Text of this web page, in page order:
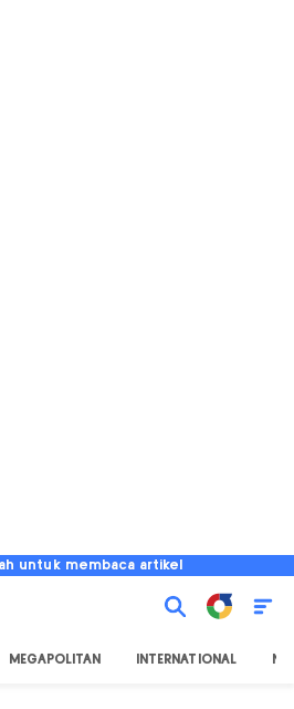
untuk membaca artikel
MEGAPOLITAN INTERNATIONAL